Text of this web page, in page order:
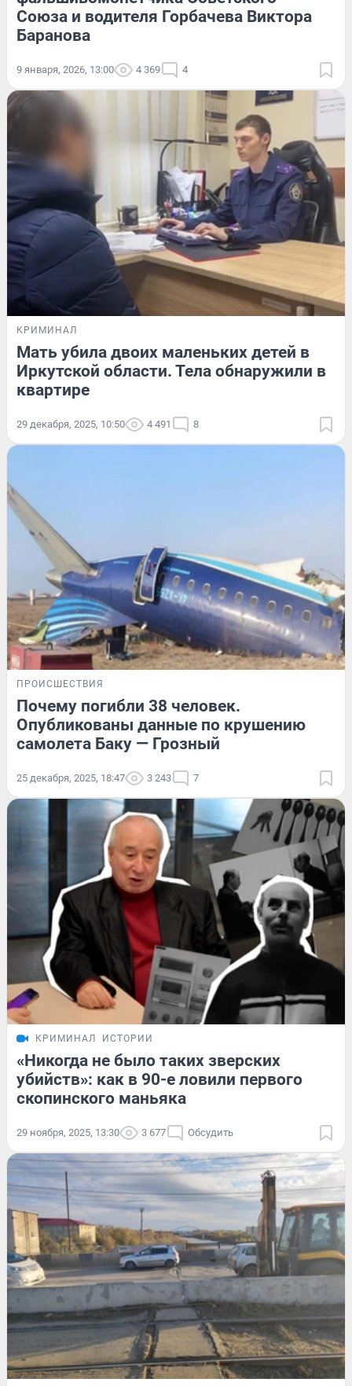
Союза и водителя Горбачева Виктора
Баранова
9 января, 2026, 13:00 4 369 4
КРИМИНАЛ
Мать убила двоих маленьких детей в
Иркутской области. Тела обнаружили в
квартире
29 декабря, 2025, 10:50 4 491 8
ПРОИСШЕСТВИЯ
Почему погибли 38 человек.
Опубликованы данные по крушению
самолета Баку — Грозный
25 декабря, 2025, 18:47 3 243 7
КРИМИНАЛ ИСТОРИИ
«Никогда не было таких зверских
убийств»: как в 90-е ловили первого
скопинского маньяка
29 ноября, 2025, 13:30 3 677 Обсудить